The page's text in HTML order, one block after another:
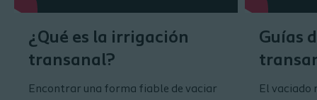
¿Qué es la irrigación
transanal?
Encontrar una forma fiable de vaciar
Guías
El vaciado